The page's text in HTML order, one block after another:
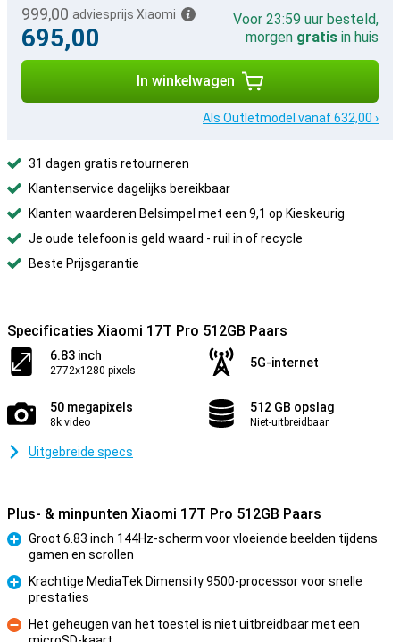
999,00 adviesprijs Xiaomi
695,00
Voor 23:59 uur besteld,
morgen gratis in huis
In winkelwagen
Als Outletmodel vanaf 632,00 ›
31 dagen gratis retourneren
Klantenservice dagelijks bereikbaar
Klanten waarderen Belsimpel met een 9,1 op Kieskeurig
Je oude telefoon is geld waard - ruil in of recycle
Beste Prijsgarantie
Specificaties Xiaomi 17T Pro 512GB Paars
6.83 inch
2772x1280 pixels
5G-internet
50 megapixels
8k video
512 GB opslag
Niet-uitbreidbaar
Uitgebreide specs
Plus- & minpunten Xiaomi 17T Pro 512GB Paars
Pluspunt
Groot 6.83 inch 144Hz-scherm voor vloeiende beelden tijdens
gamen en scrollen
Pluspunt
Krachtige MediaTek Dimensity 9500-processor voor snelle
prestaties
Het geheugen van het toestel is niet uitbreidbaar met een